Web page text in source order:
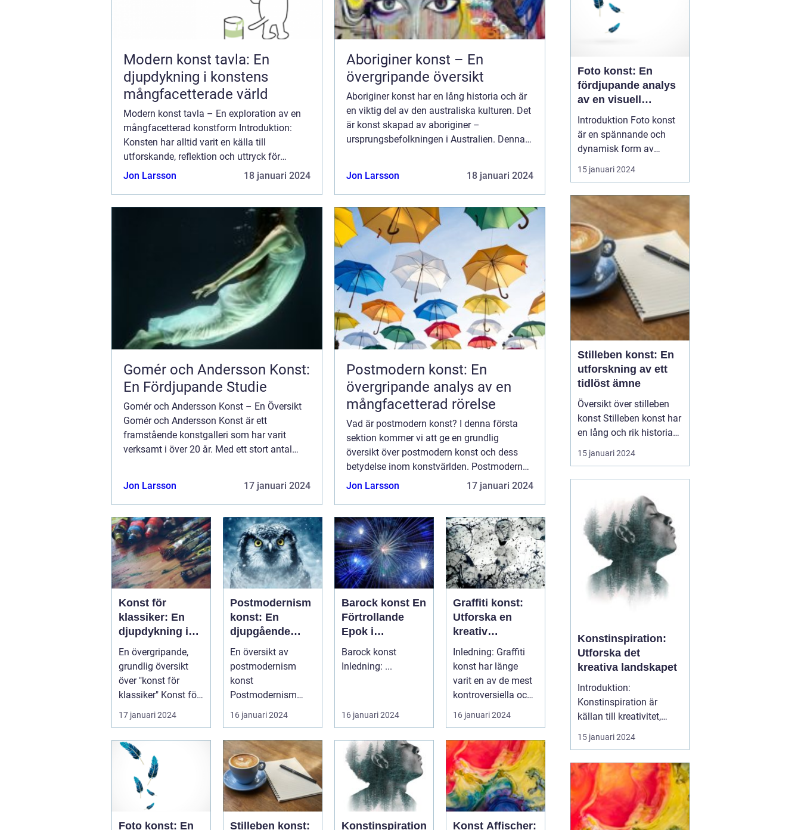
Modern konst tavla: En
djupdykning i konstens
mångfacetterade värld
Modern konst tavla – En exploration av en
mångfacetterad konstform Introduktion:
Konsten har alltid varit en källa till
utforskande, reflektion och uttryck för
människan. I denna artikel ska vi ta en
Jon Larsson 18 januari 2024
Aboriginer konst – En
övergripande översikt
Aboriginer konst har en lång historia och är
en viktig del av den australiska kulturen. Det
är konst skapad av aboriginer –
ursprungsbefolkningen i Australien. Denna
Jon Larsson 18 januari 2024
Gomér och Andersson Konst:
En Fördjupande Studie
Gomér och Andersson Konst – En Översikt
Gomér och Andersson Konst är ett
framstående konstgalleri som har varit
verksamt i över 20 år. Med ett stort antal
konstvärlde...
Jon Larsson 17 januari 2024
Postmodern konst: En
övergripande analys av en
mångfacetterad rörelse
Vad är postmodern konst? I denna första
sektion kommer vi att ge en grundlig
översikt över postmodern konst och dess
betydelse inom konstvärlden. Postmodern
konst är en konstriktning som uppstod på
Jon Larsson 17 januari 2024
Konst för
klassiker: En
djupdykning i
den tidlösa
konsten
En övergripande,
grundlig översikt
över "konst för
klassiker" Konst för
klassiker är en
genre inom ...
17 januari 2024
Postmodernism
konst: En
djupgående
undersökning
En översikt av
postmodernism
konst
Postmodernism
konst är en konststil
som uppkom under
andra halva...
16 januari 2024
Barock konst En
Förtrollande
Epok i
Konsthistorien
Barock konst
Inledning: ...
16 januari 2024
Graffiti konst:
Utforska en
kreativ
underjordisk
värld
Inledning: Graffiti
konst har länge
varit en av de mest
kontroversiella och
samtidigt kreativa
konst...
16 januari 2024
Foto konst: En Stilleben konst: Konstinspiration Konst Affischer:
Foto konst: En
fördjupande analys
av en visuell
uttrycksform
Introduktion Foto konst
är en spännande och
dynamisk form av
visuell kommunikation
som kombinerar
aspekter med
konstnärlig kreativitet.
Med utvecklingen av
digitala kameror och
bildredigeringsprogram
har möjligheterna inom
foto ...
15 januari 2024
Stilleben konst: En
utforskning av ett
tidlöst ämne
Översikt över stilleben
konst Stilleben konst har
en lång och rik historia
som sträcker sig tillbaka
flera hundra år. Termen
konstvärlden och
betyder bokstavligen
översatt "stilla liv". Det
handlar om att ska...
15 januari 2024
Konstinspiration:
Utforska det
kreativa landskapet
Introduktion:
Konstinspiration är
källan till kreativitet,
vilket ger upphov till
vackra och meningsfulla
kommer vi att utforska
konstinspiration i dess
olika former, vilka typer
som är populära och hur
15 januari 2024